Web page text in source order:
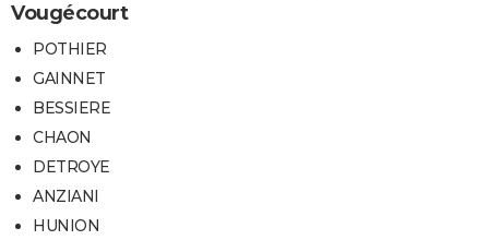
Vougécourt
POTHIER
GAINNET
BESSIERE
CHAON
DETROYE
ANZIANI
HUNION